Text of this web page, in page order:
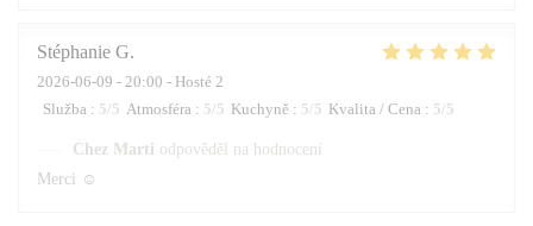
Stéphanie G
2026-06-09 - 20:00 - Hosté 2
Služba : 5/5 Atmosféra : 5/5 Kuchyně : 5/5 Kvalita / Cena : 5/5
Chez Marti odpověděl na hodnocení
Merci ☺️